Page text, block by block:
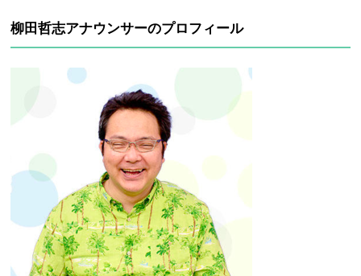
柳田哲志アナウンサーのプロフィール